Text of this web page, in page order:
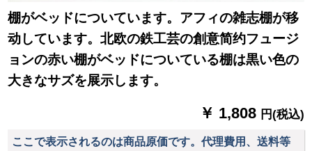
棚がベッドについています。アフィの雑志棚が移
动しています。北欧の鉄工芸の創意简约フュージ
ョンの赤い棚がベッドについている棚は黒い色の
大きなサズを展示します。
￥ 1,808 円(税込)
ここで表示されるのは商品原価です。代理費用、送料等